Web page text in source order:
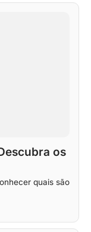
os
quais são